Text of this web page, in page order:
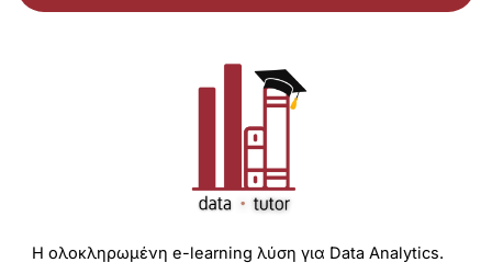
Η ολοκληρωμένη e-learning λύση για Data Analytics.